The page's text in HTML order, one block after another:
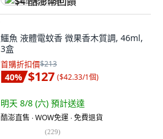
鱷魚 液體電蚊香 微果香木質調, 46ml,
3盒
首購折扣價$213
40% $127 ($42.33/1個)
明天 8/8 (六) 預計送達
酷澎直售 ∙ WOW免運 ∙ 免費退貨
(229)